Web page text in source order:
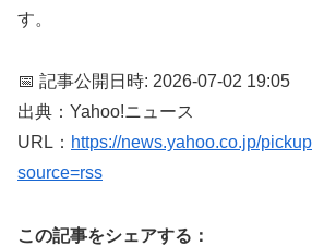
す。
📅 記事公開日時: 2026-07-02 19:05
出典：Yahoo!ニュース
URL： https://news.yahoo.co.jp/
source=rss
この記事をシェアする：